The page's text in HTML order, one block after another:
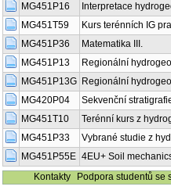
MG451P16
Interpretace
MG451T59
Kurs terénních IG
MG451P36
Matematika III.
MG451P13
Regionální
MG451P13G Regionální
MG420P04
Sekvenční
MG451T10
Terénní kurs z
MG451P33
Vybrané studie z
MG451P55E 4EU+ Soil mechanics
Kontakty
Podpora studentů se